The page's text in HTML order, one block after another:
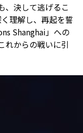
、決して逃げるこ
理解し、再起を誓
Shanghai」への
れからの戦いに引